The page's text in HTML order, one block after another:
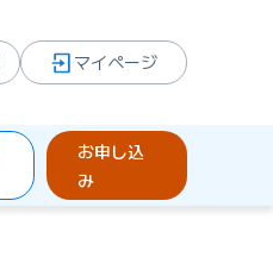
マイページ
お申し込
み